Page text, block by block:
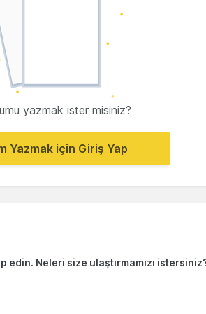
yazmak ister misiniz?
Yazmak için Giriş Yap
Neleri size ulaştırmamızı